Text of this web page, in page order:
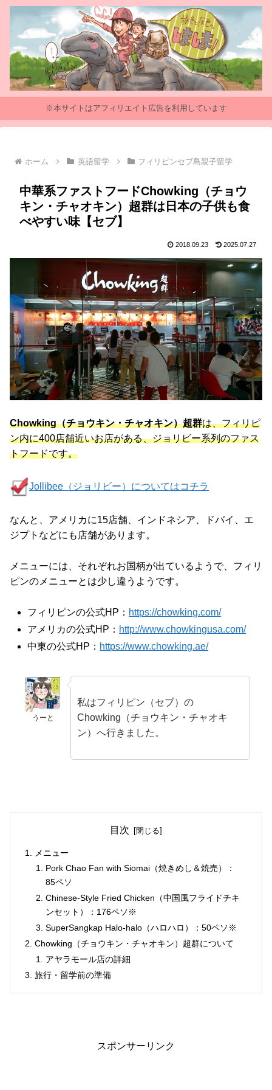
※本サイトはアフィリエイト広告を利用しています
ホーム 英語留学 フィリピンセブ島親子留学
中華系ファストフードChowking（チョウ
キン・チャオキン）超群は日本の子供も食
べやすい味【セブ】
2018.09.23 2025.07.27
Chowking（チョウキン・チャオキン）超群は、フィリピ
ン内に400店舗近いお店がある、ジョリビー系列のファス
トフードです。
Jollibee（ジョリビー）についてはコチラ
なんと、アメリカに15店舗、インドネシア、ドバイ、エ
ジプトなどにも店舗があります。
メニューには、それぞれお国柄が出ているようで、フィリ
ピンのメニューとは少し違うようです。
フィリピンの公式HP： https://chowking.com/
アメリカの公式HP： http://www.chowkingusa.com/
中東の公式HP： https://www.chowking.ae/
うーと
私はフィリピン（セブ）の
Chowking（チョウキン・チャオキ
ン）へ行きました。
目次
メニュー
Pork Chao Fan with Siomai（焼きめし＆焼売）：
85ペソ
Chinese-Style Fried Chicken（中国風フライドチキ
ンセット）：176ペソ※
SuperSangkap Halo-halo（ハロハロ）：50ペソ※
Chowking（チョウキン・チャオキン）超群について
アヤラモール店の詳細
旅行・留学前の準備
スポンサーリンク